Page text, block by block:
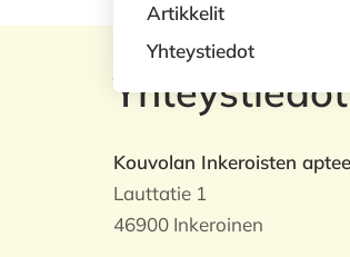
Artikkelit
Yhteystiedot
Yhteystiedot
Kouvolan Inkeroisten
Lauttatie 1
46900 Inkeroinen